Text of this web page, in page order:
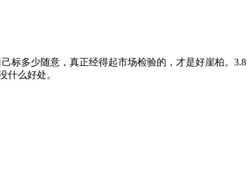
标多少随意，真正经得起市场检验的，才是好崖柏。3.8
什么好处。